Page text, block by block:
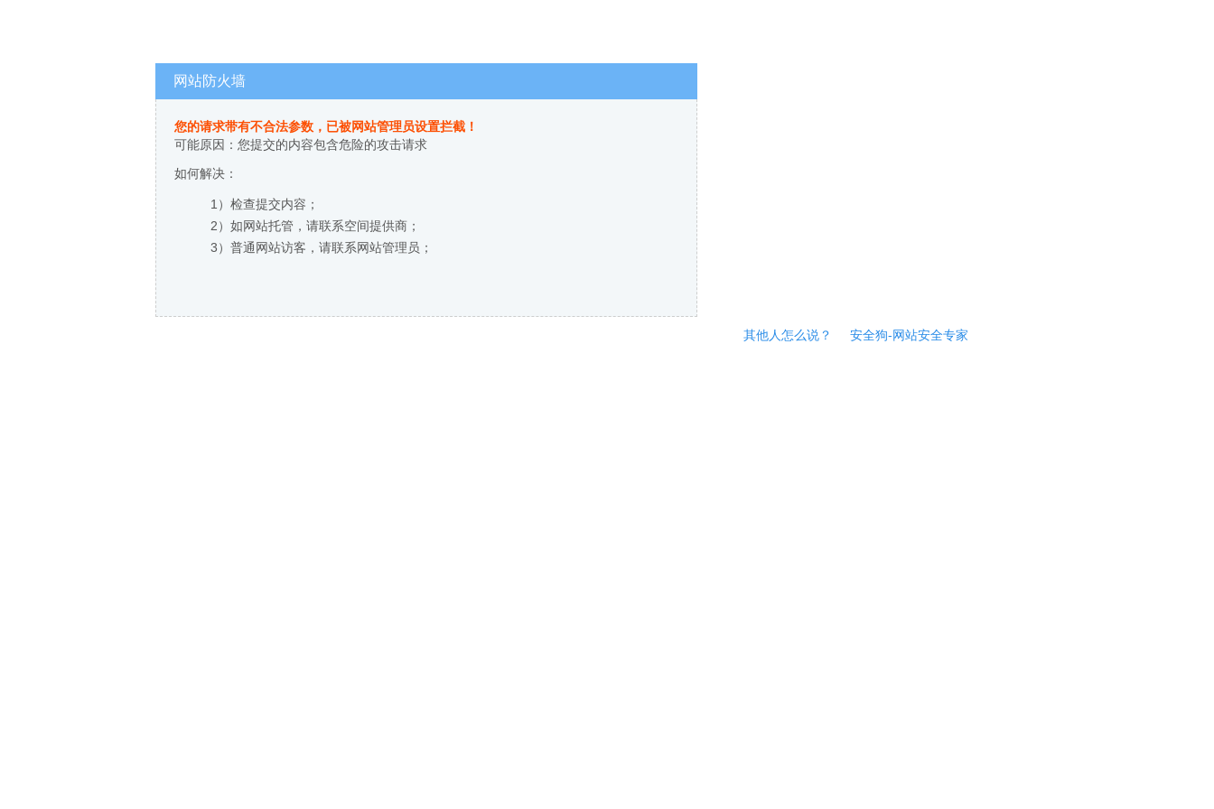
网站防火墙
您的请求带有不合法参数，已被网站管理员设置拦截！
可能原因：您提交的内容包含危险的攻击请求
如何解决：
1）检查提交内容；
2）如网站托管，请联系空间提供商；
3）普通网站访客，请联系网站管理员；
其他人怎么说？ 安全狗-网站安全专家